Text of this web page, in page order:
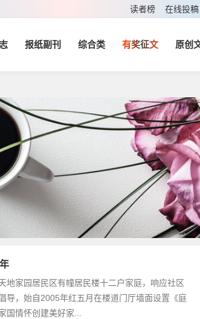
读者榜 在线投稿
报纸副刊 综合类 有奖征文 原创
地家园居民区有幢居民楼十二户家庭，响应社区
导，始自2005年红五月在楼道门厅墙面设置《庭
国情怀创建美好家...